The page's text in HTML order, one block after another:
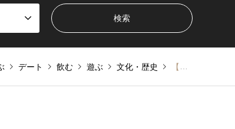
デート 飲む 遊ぶ 文化・歴史 【１１月１０日・１１日】商店街がパリの染まる！？円頓寺パリ祭が今年も開催